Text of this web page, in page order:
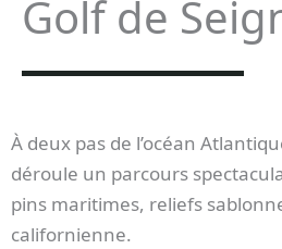
Golf de
À deux pas de l’océan
déroule un parcours
pins maritimes, reliefs
californienne.